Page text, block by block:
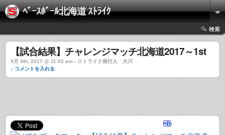
ﾍﾞｰｽﾎﾞｰﾙ北海道 ｽﾄﾗｲｸ
検索
【試合結果】チャレンジマッチ北海道2017～1st
9月 4th, 2017 @ 11:02 am › ストライク発行人 大川
↓ コメントを入れる